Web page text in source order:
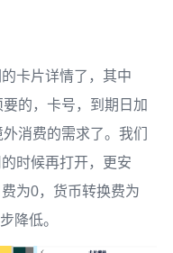
卡片详情了，其中
的，卡号，到期日加
消费的需求了。我们
时候再打开，更安
为0，货币转换费为
降低。